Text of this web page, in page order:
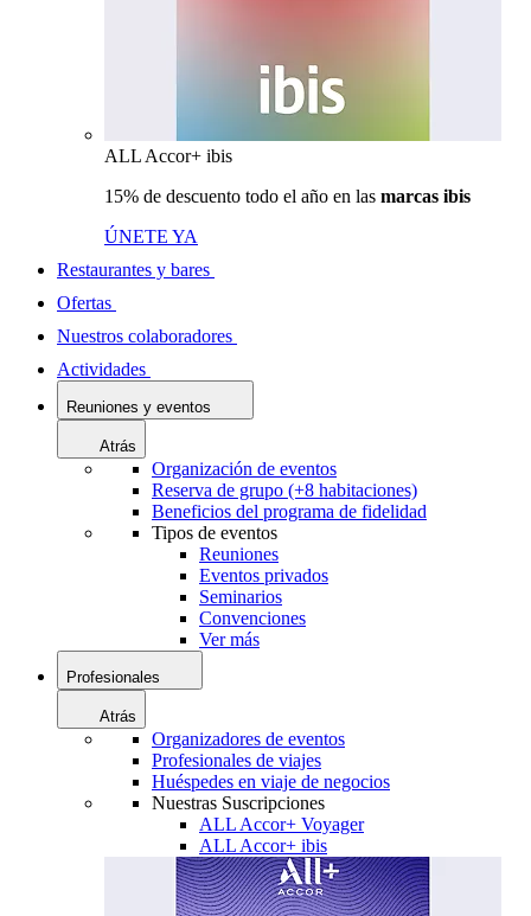
ALL Accor+ ibis
15% de descuento todo el año en las marcas ibis
ÚNETE YA
Restaurantes y bares
Ofertas
Nuestros colaboradores
Actividades
Reuniones y eventos
Atrás
Organización de eventos
Reserva de grupo (+8 habitaciones)
Beneficios del programa de fidelidad
Tipos de eventos
Reuniones
Eventos privados
Seminarios
Convenciones
Ver más
Profesionales
Atrás
Organizadores de eventos
Profesionales de viajes
Huéspedes en viaje de negocios
Nuestras Suscripciones
ALL Accor+ Voyager
ALL Accor+ ibis